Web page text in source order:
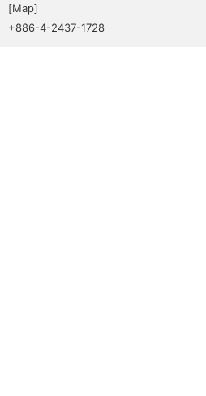
[Map]
+886-4-2437-1728